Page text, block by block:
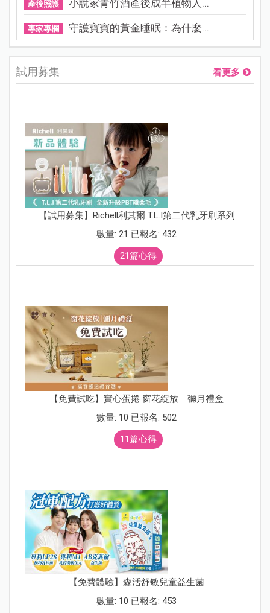
產後照護 小說家青竹酒產後成半植物人...
專家專欄 守護寶寶的黃金睡眠：為什麼...
試用募集 看更多
【試用募集】Richell利其爾 T.L.I第二代乳牙刷系列
數量: 21 已報名: 432
21篇心得
【免費試吃】實心蛋捲 窗花綻放｜彌月禮盒
數量: 10 已報名: 502
11篇心得
【免費體驗】森活舒敏兒童益生菌
數量: 10 已報名: 453